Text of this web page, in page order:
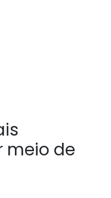
meio de